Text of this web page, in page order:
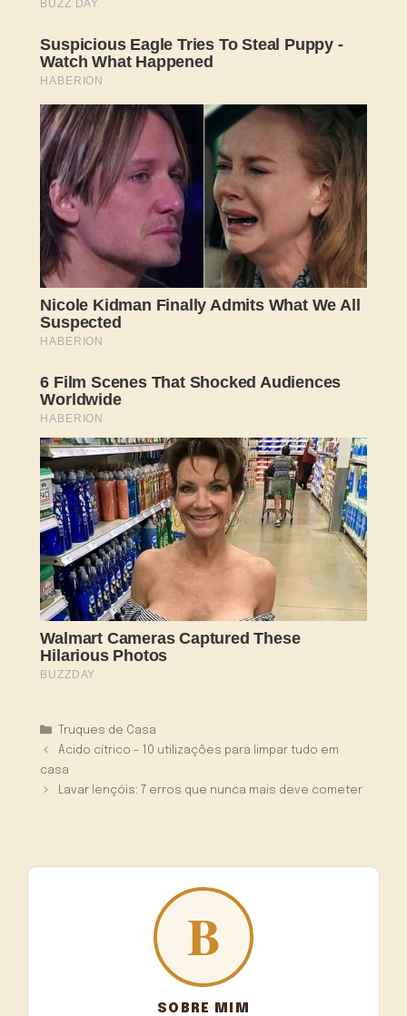
Categorias
Truques de Casa
Ácido cítrico – 10 utilizações para limpar tudo em
casa
Lavar lençóis: 7 erros que nunca mais deve cometer
SOBRE MIM